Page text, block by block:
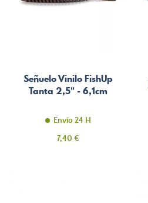
Señuelo Vinilo FishUp
Tanta 2,5" - 6,1cm
Envío 24 H
Precio
7,40 €